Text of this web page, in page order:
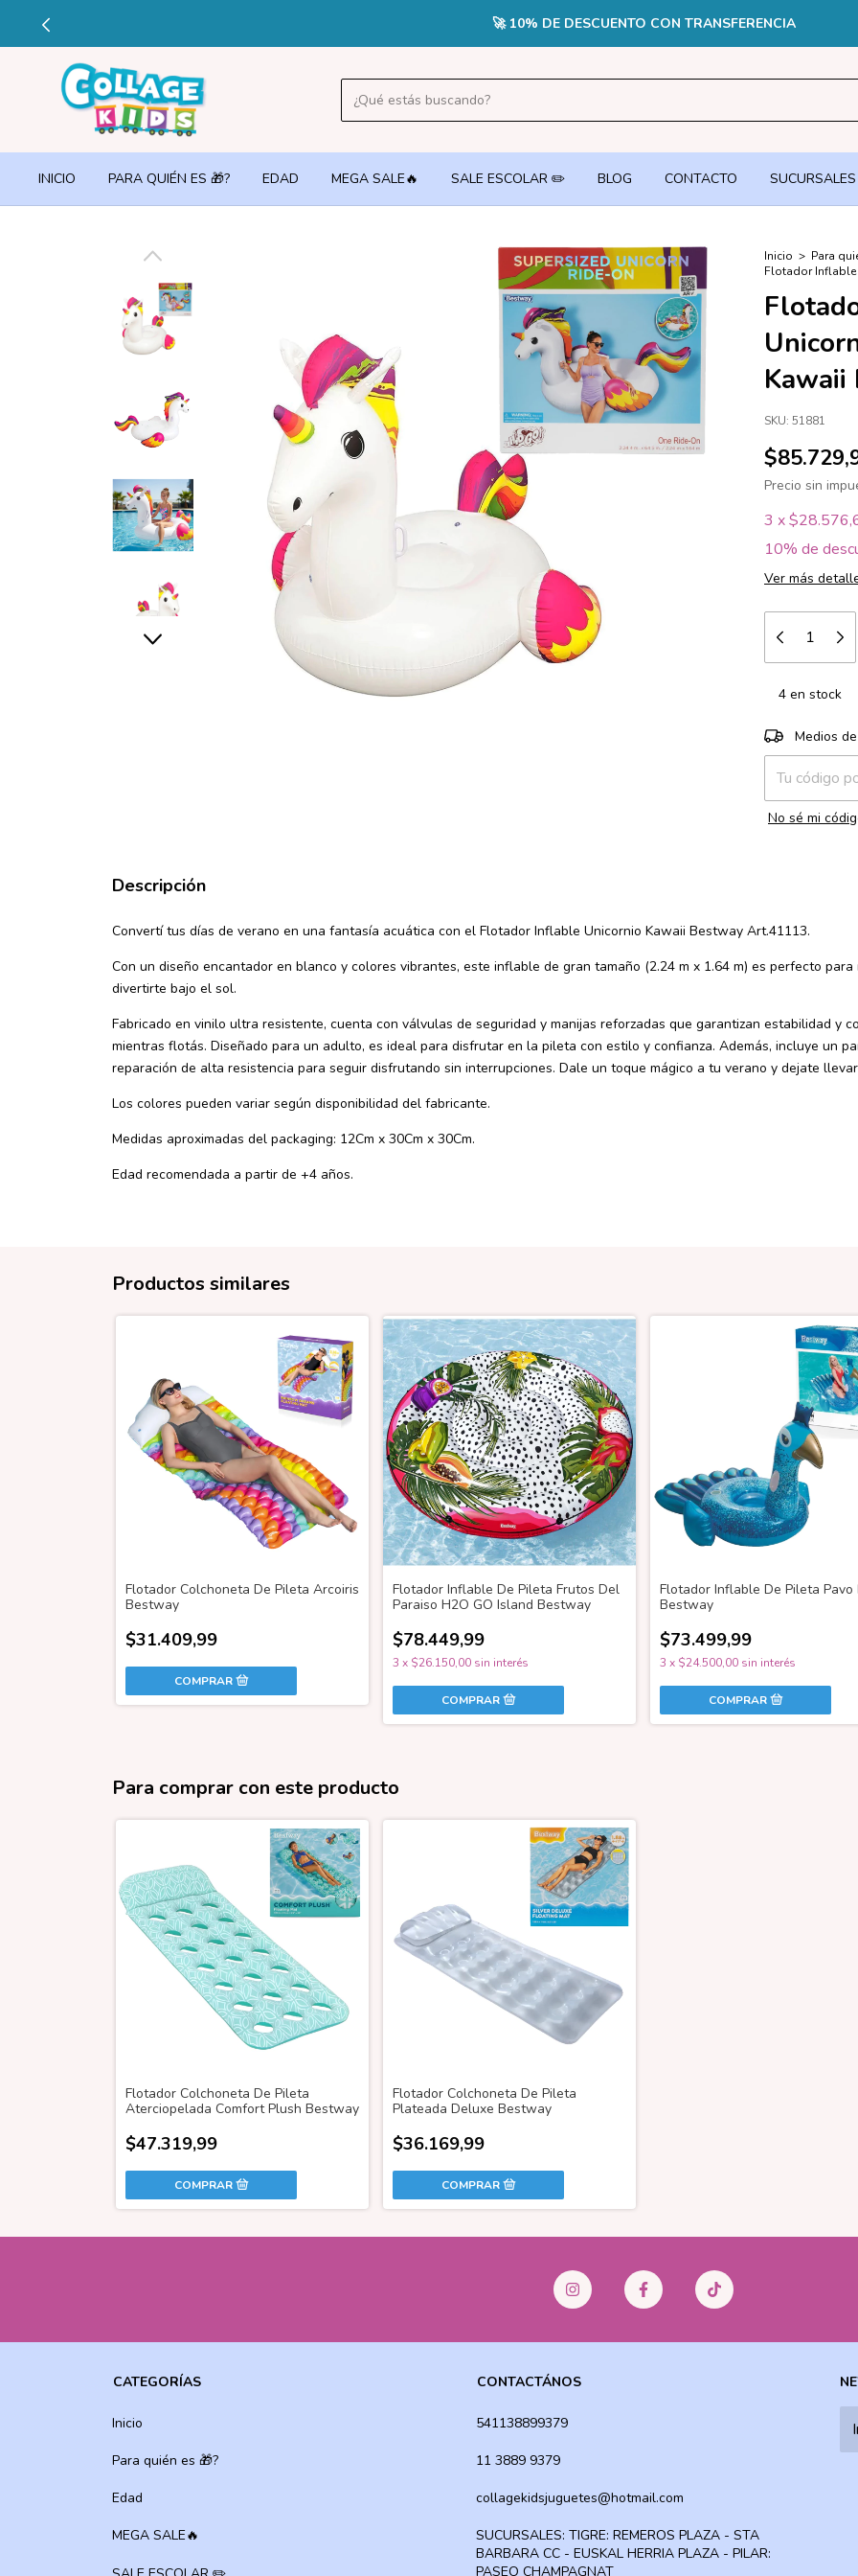
🔥3 CUOTAS SIN INTERÉS EN PEDIDOS +$70.000 CON TARJETA DE
INICIO PARA QUIÉN ES 🎁? EDAD MEGA SALE🔥 SALE ESCOLAR ✏️ BLOG CONTACTO SUCURSALES
Inicio > Para
Flotador Inflable
Kawaii
SKU: 51881
Precio sin
3 x
10% de
Ver más
4en stock
Entregas para
Medios
No sé mi
Descripción
Convertí tus días de verano en una fantasía acuática con el Flotador Inflable Unicornio Kawaii Bestway Art.41113.
Con un diseño encantador en blanco y colores vibrantes, este inflable de gran tamaño (2.24 m x 1.64 m) es perfecto
divertirte bajo el sol.
Fabricado en vinilo ultra resistente, cuenta con válvulas de seguridad y manijas reforzadas que garantizan estabilidad y
mientras flotás. Diseñado para un adulto, es ideal para disfrutar en la pileta con estilo y confianza. Además, incluye un
reparación de alta resistencia para seguir disfrutando sin interrupciones. Dale un toque mágico a tu verano y dejate
Los colores pueden variar según disponibilidad del fabricante.
Medidas aproximadas del packaging: 12Cm x 30Cm x 30Cm.
Edad recomendada a partir de +4 años.
Productos similares
Flotador Colchoneta De Pileta Arcoiris
Bestway
$31.409,99
Flotador Inflable De Pileta Frutos Del
Paraiso H2O GO Island Bestway
$78.449,99
3 x $26.150,00 sin interés
Flotador Inflable De Pileta Pavo
Bestway
$73.499,99
3 x $24.500,00 sin interés
Para comprar con este producto
Flotador Colchoneta De Pileta
Aterciopelada Comfort Plush Bestway
$47.319,99
Flotador Colchoneta De Pileta
Plateada Deluxe Bestway
$36.169,99
CATEGORÍAS
Inicio
Para quién es 🎁?
Edad
MEGA SALE🔥
CONTACTÁNOS
541138899379
11 3889 9379
collagekidsjuguetes@hotmail.com
SUCURSALES: TIGRE: REMEROS PLAZA - STA
BARBARA CC - EUSKAL HERRIA PLAZA - PILAR:
PASEO CHAMPAGNAT